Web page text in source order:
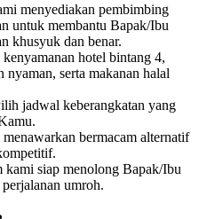
menyediakan pembimbing
untuk membantu Bapak/Ibu
khusyuk dan benar.
hotel bintang 4,
nyaman, serta makanan halal
jadwal keberangkatan yang
bermacam alternatif
kami siap menolong Bapak/Ibu
umroh.